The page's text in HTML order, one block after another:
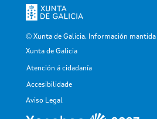
© Xunta de Galicia. Información
Xunta de Galicia
Pé
Atención á cidadanía
Accesibilidade
Aviso Legal